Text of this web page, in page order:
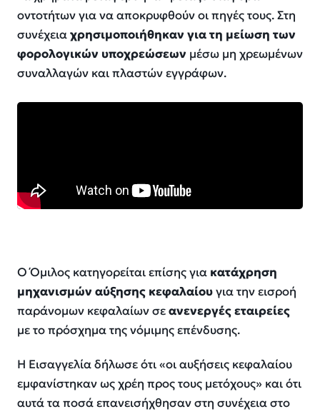
οντοτήτων για να αποκρυφθούν οι πηγές τους. Στη
συνέχειαχρησιμοποιήθηκαν για τη μείωση των
φορολογικών υποχρεώσεων μέσω μη χρεωμένων
συναλλαγών και πλαστών εγγράφων.
Ο Όμιλος κατηγορείται επίσης για κατάχρηση
μηχανισμών αύξησης κεφαλαίουγια την εισροή
παράνομων κεφαλαίων σεανενεργές εταιρείες
με το πρόσχημα της νόμιμης επένδυσης.
Η Εισαγγελία δήλωσε ότι «οι αυξήσεις κεφαλαίου
εμφανίστηκαν ως χρέη προς τους μετόχους» και ότι
αυτά τα ποσά επανεισήχθησαν στη συνέχεια στο